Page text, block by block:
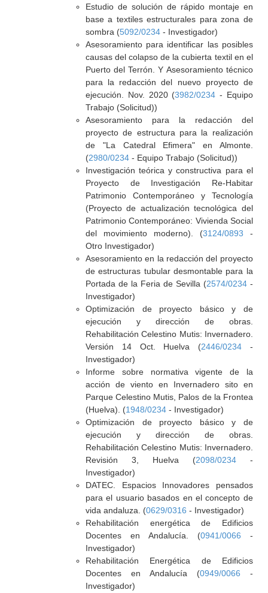
Estudio de solución de rápido montaje en
base a textiles estructurales para zona de
sombra (5092/0234- Investigador)
Asesoramiento para identificar las posibles
causas del colapso de la cubierta textil en el
Puerto del Terrón. Y Asesoramiento técnico
para la redacción del nuevo proyecto de
ejecución. Nov. 2020 (3982/0234 - Equipo
Trabajo (Solicitud))
Asesoramiento para la redacción del
proyecto de estructura para la realización
de "La Catedral Efimera" en Almonte.
(2980/0234- Equipo Trabajo (Solicitud))
Investigación teórica y constructiva para el
Proyecto de Investigación Re-Habitar
Patrimonio Contemporáneo y Tecnología
(Proyecto de actualización tecnológica del
Patrimonio Contemporáneo: Vivienda Social
del movimiento moderno). (3124/0893 -
Otro Investigador)
Asesoramiento en la redacción del proyecto
de estructuras tubular desmontable para la
Portada de la Feria de Sevilla (2574/0234-
Investigador)
Optimización de proyecto básico y de
ejecución y dirección de obras.
Rehabilitación Celestino Mutis: Invernadero.
Versión 14 Oct. Huelva (2446/0234 -
Investigador)
Informe sobre normativa vigente de la
acción de viento en Invernadero sito en
Parque Celestino Mutis, Palos de la Frontea
(Huelva). (1948/0234- Investigador)
Optimización de proyecto básico y de
ejecución y dirección de obras.
Rehabilitación Celestino Mutis: Invernadero.
Revisión 3, Huelva (2098/0234-
Investigador)
DATEC. Espacios Innovadores pensados
para el usuario basados en el concepto de
vida andaluza. (0629/0316 - Investigador)
Rehabilitación energética de Edificios
Docentes en Andalucía. (0941/0066 -
Investigador)
Rehabilitación Energética de Edificios
Docentes en Andalucía (0949/0066 -
Investigador)